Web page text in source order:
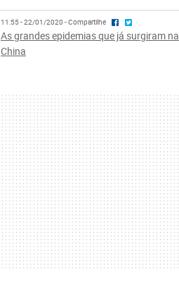
11:55 - 22/01/2020 - Compartilhe
As grandes epidemias que já surgiram na
China